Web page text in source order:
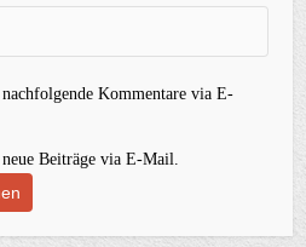
Kommentare via E-
Beiträge via E-Mail.